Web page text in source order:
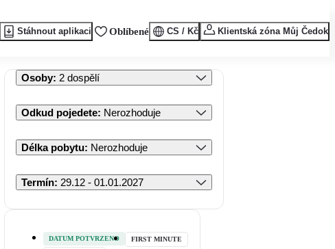
Stáhnout aplikaci Oblíbené CS / Kč Klientská zóna Můj Čedok
Osoby: 2 dospělí
Odkud pojedete: Nerozhoduje
Délka pobytu: Nerozhoduje
Termín: 29.12 - 01.01.2027
DATUM POTVRZENO
FIRST MINUTE